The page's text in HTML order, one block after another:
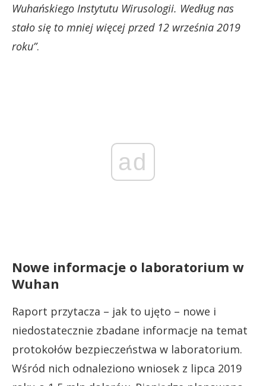
Wuhańskiego Instytutu Wirusologii. Według nas
stało się to mniej więcej przed 12 września 2019
roku”.
ad
Nowe informacje o laboratorium w
Wuhan
Raport przytacza – jak to ujęto – nowe i
niedostatecznie zbadane informacje na temat
protokołów bezpieczeństwa w laboratorium.
Wśród nich odnaleziono wniosek z lipca 2019